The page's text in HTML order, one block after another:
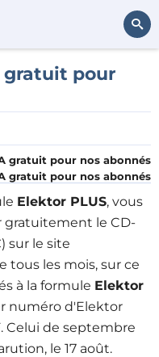
Rechercher
gratuit pour
gratuit pour nos abonnés
Elektor PLUS, vous
gratuitement le CD-
sur le site
tous les mois, sur ce
à la formule Elektor
numéro d'Elektor
Celui de septembre
le 17 août.